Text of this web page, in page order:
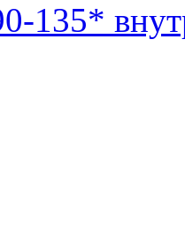
135*